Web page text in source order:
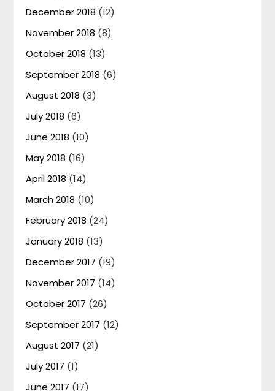
December 2018 (12)
November 2018 (8)
October 2018 (13)
September 2018 (6)
August 2018 (3)
July 2018 (6)
June 2018 (10)
May 2018 (16)
April 2018 (14)
March 2018 (10)
February 2018 (24)
January 2018 (13)
December 2017 (19)
November 2017 (14)
October 2017 (26)
September 2017 (12)
August 2017 (21)
July 2017 (1)
June 2017 (17)